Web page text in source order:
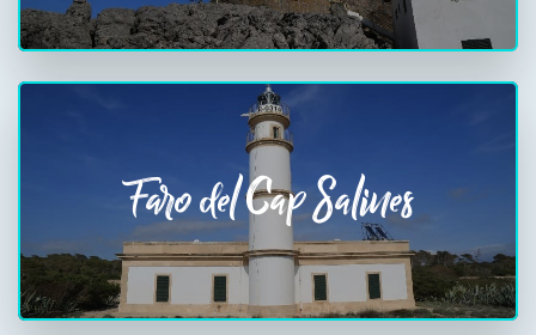
Faro del Cap Salines